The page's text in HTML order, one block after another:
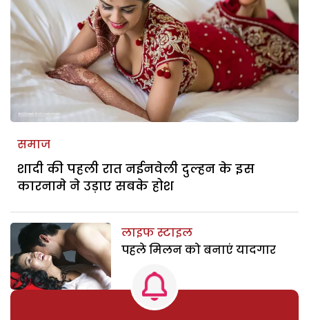
समाज
शादी की पहली रात नईनवेली दुल्हन के इस
कारनामे ने उड़ाए सबके होश
लाइफ स्टाइल
पहले मिलन को बनाएं यादगार